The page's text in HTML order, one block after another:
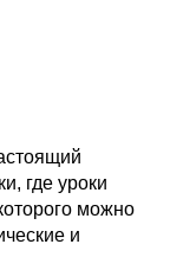
где уроки
можно
и